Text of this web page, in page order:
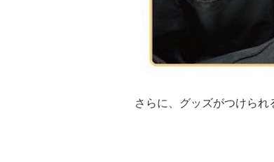
さらに、グッズがつけられ